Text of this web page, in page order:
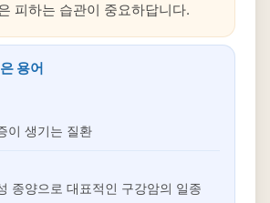
피하는 습관이 중요하답니다.
용어
이 생기는 질환
종양으로 대표적인 구강암의 일종